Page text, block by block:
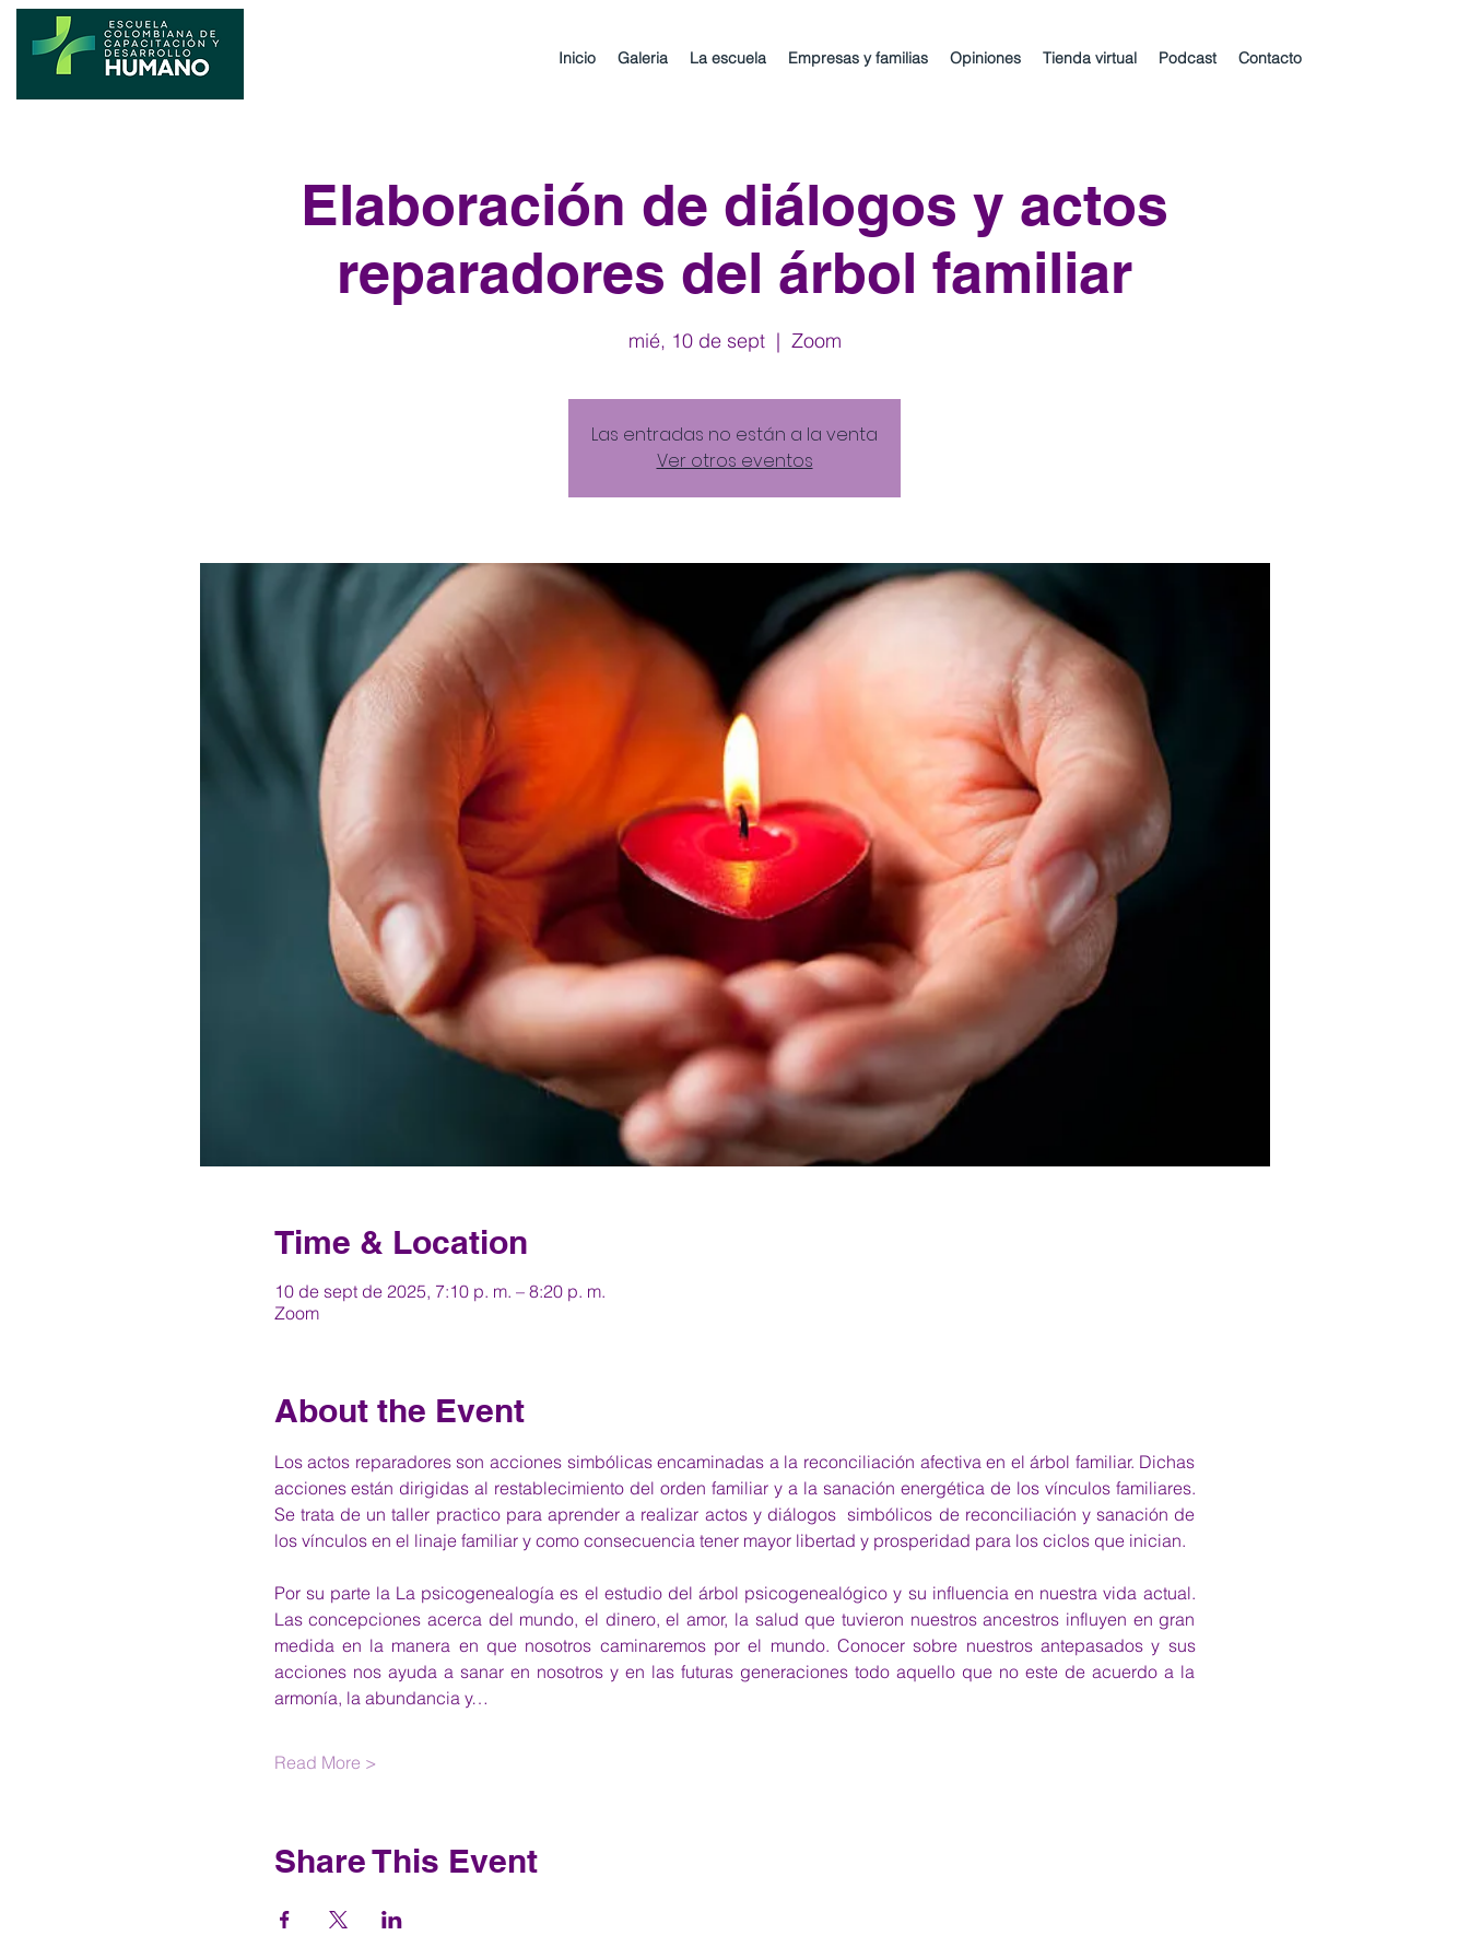
Inicio Galeria La escuela Empresas y familias Opiniones Tienda virtual Podcast Contacto
Elaboración de diálogos y actos
reparadores del árbol familiar
mié, 10 de sept
  |
Zoom
Las entradas no están a la venta
Ver otros eventos
Time & Location
10 de sept de 2025, 7:10 p. m. – 8:20 p. m.
Zoom
About the Event
Los actos reparadores son acciones simbólicas encaminadas a la reconciliación afectiva en el árbol familiar. Dichas
acciones están dirigidas al restablecimiento del orden familiar y a la sanación energética de los vínculos familiares.
Se trata de un taller practico para aprender a realizar actos y diálogos  simbólicos de reconciliación y sanación de
los vínculos en el linaje familiar y como consecuencia tener mayor libertad y prosperidad para los ciclos que inician.
Por su parte la La psicogenealogía es el estudio del árbol psicogenealógico y su influencia en nuestra vida actual.
Las concepciones acerca del mundo, el dinero, el amor, la salud que tuvieron nuestros ancestros influyen en gran
medida en la manera en que nosotros caminaremos por el mundo. Conocer sobre nuestros antepasados y sus
acciones nos ayuda a sanar en nosotros y en las futuras generaciones todo aquello que no este de acuerdo a la
armonía, la abundancia y…
Read More >
Share This Event